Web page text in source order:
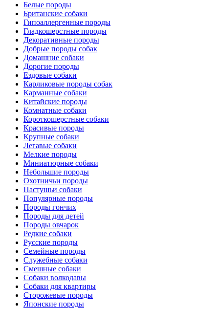
Белые породы
Британские собаки
Гипоаллергенные породы
Гладкошерстные породы
Декоративные породы
Добрые породы собак
Домашние собаки
Дорогие породы
Ездовые собаки
Карликовые породы собак
Карманные собаки
Китайские породы
Комнатные собаки
Короткошерстные собаки
Красивые породы
Крупные собаки
Легавые собаки
Мелкие породы
Миниатюрные собаки
Небольшие породы
Охотничьи породы
Пастушьи собаки
Популярные породы
Породы гончих
Породы для детей
Породы овчарок
Редкие собаки
Русские породы
Семейные породы
Служебные собаки
Смешные собаки
Собаки волкодавы
Собаки для квартиры
Сторожевые породы
Японские породы